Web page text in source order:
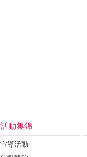
活動集錦
宣導活動